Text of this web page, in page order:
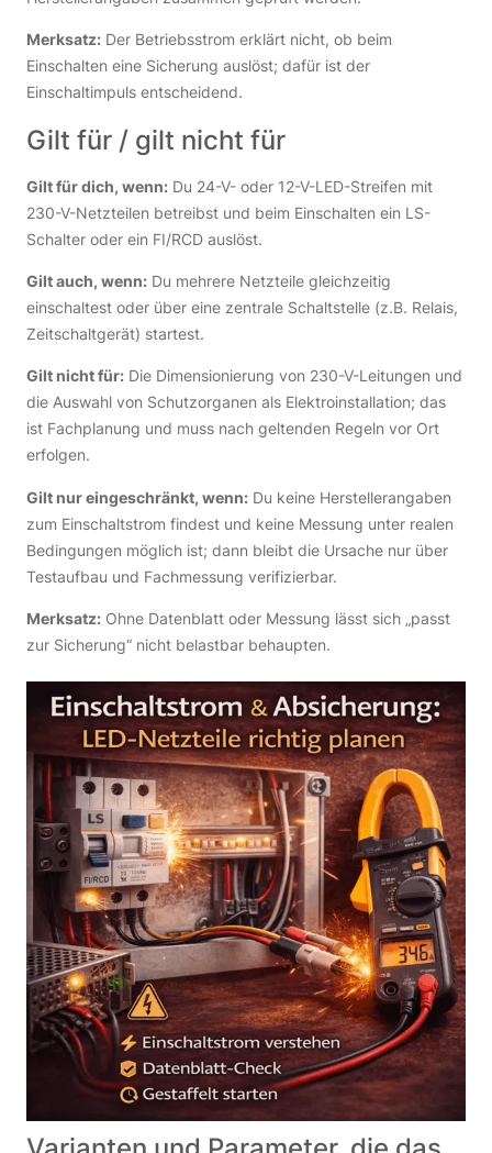
Merksatz: Der Betriebsstrom erklärt nicht, ob beim
Einschalten eine Sicherung auslöst; dafür ist der
Einschaltimpuls entscheidend.
Gilt für / gilt nicht für
Gilt für dich, wenn: Du 24-V- oder 12-V-LED-Streifen mit
230-V-Netzteilen betreibst und beim Einschalten ein LS-
Schalter oder ein FI/RCD auslöst.
Gilt auch, wenn: Du mehrere Netzteile gleichzeitig
einschaltest oder über eine zentrale Schaltstelle (z.B. Relais,
Zeitschaltgerät) startest.
Gilt nicht für: Die Dimensionierung von 230-V-Leitungen und
die Auswahl von Schutzorganen als Elektroinstallation; das
ist Fachplanung und muss nach geltenden Regeln vor Ort
erfolgen.
Gilt nur eingeschränkt, wenn: Du keine Herstellerangaben
zum Einschaltstrom findest und keine Messung unter realen
Bedingungen möglich ist; dann bleibt die Ursache nur über
Testaufbau und Fachmessung verifizierbar.
Merksatz: Ohne Datenblatt oder Messung lässt sich „passt
zur Sicherung“ nicht belastbar behaupten.